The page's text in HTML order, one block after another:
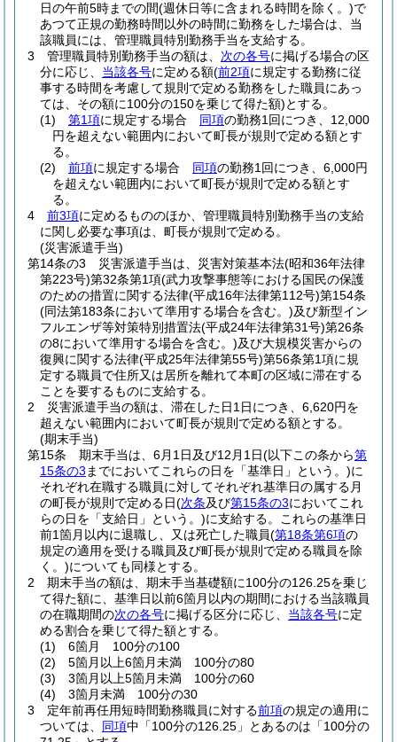
日の午前5時までの間(週休日等に含まれる時間を除く。)で
あつて正規の勤務時間以外の時間に勤務をした場合は、当
該職員には、管理職員特別勤務手当を支給する。
3
管理職員特別勤務手当の額は、 次の各号に掲げる場合の区
分に応じ、 当該各号に定める額(前2項に規定する勤務に従
事する時間を考慮して規則で定める勤務をした職員にあっ
ては、その額に100分の150を乗じて得た額)とする。
(1)
第1項に規定する場合 同項の勤務1回につき、12,000
円を超えない範囲内において町長が規則で定める額とす
る。
(2)
前項に規定する場合 同項の勤務1回につき、6,000円
を超えない範囲内において町長が規則で定める額とす
る。
4
前3項に定めるもののほか、管理職員特別勤務手当の支給
に関し必要な事項は、町長が規則で定める。
(災害派遣手当)
第14条の3
災害派遣手当は、災害対策基本法(昭和36年法律
第223号)第32条第1項(武力攻撃事態等における国民の保護
のための措置に関する法律(平成16年法律第112号)第154条
(同法第183条において準用する場合を含む。)及び新型イン
フルエンザ等対策特別措置法(平成24年法律第31号)第26条
の8において準用する場合を含む。)及び大規模災害からの
復興に関する法律(平成25年法律第55号)第56条第1項に規
定する職員で住所又は居所を離れて本町の区域に滞在する
ことを要するものに支給する。
2
災害派遣手当の額は、滞在した日1日につき、6,620円を
超えない範囲内において町長が規則で定める額とする。
(期末手当)
第15条
期末手当は、6月1日及び12月1日(以下この条から第
15条の3 までにおいてこれらの日を「基準日」という。)に
それぞれ在職する職員に対してそれぞれ基準日の属する月
の町長が規則で定める日(次条及び第15条の3においてこれ
らの日を「支給日」という。)に支給する。
これらの基準日
前1箇月以内に退職し、又は死亡した職員(第18条第6項の
規定の適用を受ける職員及び町長が規則で定める職員を除
く。)についても同様とする。
2
期末手当の額は、期末手当基礎額に100分の126.25を乗じ
て得た額に、基準日以前6箇月以内の期間における当該職員
の在職期間の次の各号に掲げる区分に応じ、 当該各号に定
める割合を乗じて得た額とする。
(1)
6箇月 100分の100
(2)
5箇月以上6箇月未満 100分の80
(3)
3箇月以上5箇月未満 100分の60
(4)
3箇月未満 100分の30
3
定年前再任用短時間勤務職員に対する前項の規定の適用に
ついては、 同項中「100分の126.25」とあるのは「100分の